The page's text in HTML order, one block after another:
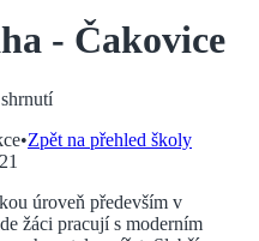
- Čakovice
•Zpět na přehled školy
úroveň především v
žáci pracují s moderním